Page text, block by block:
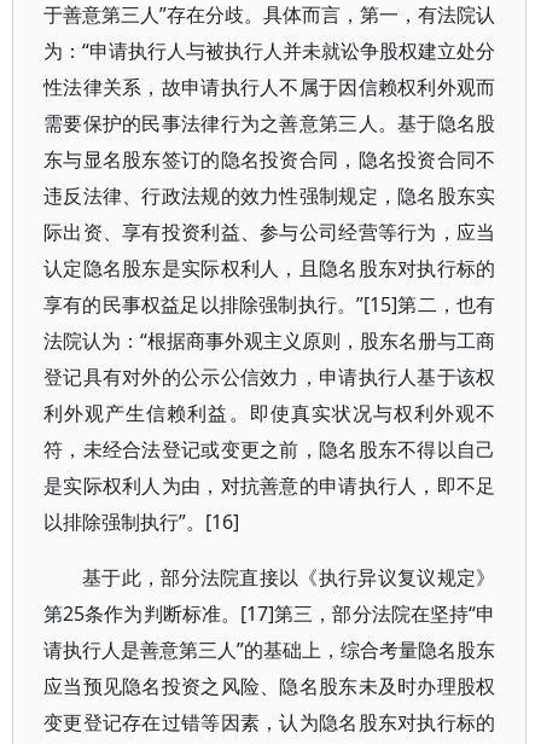
于善意第三人”存在分歧。具体而言，第一，有法院认
为：“申请执行人与被执行人并未就讼争股权建立处分
性法律关系，故申请执行人不属于因信赖权利外观而
需要保护的民事法律行为之善意第三人。基于隐名股
东与显名股东签订的隐名投资合同，隐名投资合同不
违反法律、行政法规的效力性强制规定，隐名股东实
际出资、享有投资利益、参与公司经营等行为，应当
认定隐名股东是实际权利人，且隐名股东对执行标的
享有的民事权益足以排除强制执行。”[15]第二，也有
法院认为：“根据商事外观主义原则，股东名册与工商
登记具有对外的公示公信效力，申请执行人基于该权
利外观产生信赖利益。即使真实状况与权利外观不
符，未经合法登记或变更之前，隐名股东不得以自己
是实际权利人为由，对抗善意的申请执行人，即不足
以排除强制执行”。[16]
基于此，部分法院直接以《执行异议复议规定》
第25条作为判断标准。[17]第三，部分法院在坚持“申
请执行人是善意第三人”的基础上，综合考量隐名股东
应当预见隐名投资之风险、隐名股东未及时办理股权
变更登记存在过错等因素，认为隐名股东对执行标的